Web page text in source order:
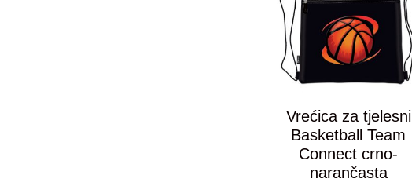
Vrećica za tjelesni
Basketball Team
Connect crno-
narančasta